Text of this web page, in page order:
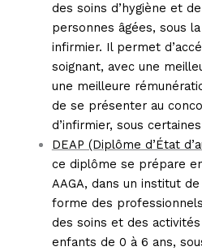
des soins d’hygiène et
personnes âgées, sous
infirmier. Il permet
soignant, avec une
une meilleure
de se présenter au
d’infirmier, sous
DEAP (Diplôme d’État
ce diplôme se prépare
AAGA, dans un institut
forme des
des soins et des activités
enfants de 0 à 6 ans,